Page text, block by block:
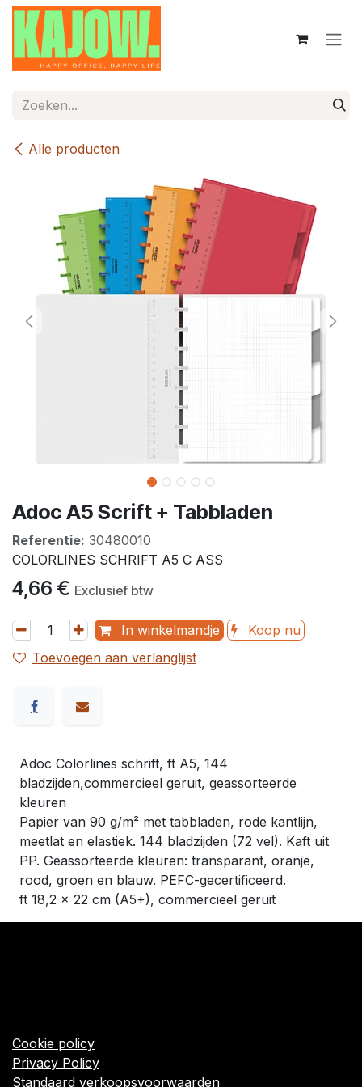
Overslaan naar inhoud
Alle producten
Adoc A5 Scrift + Tabbladen
Referentie: 30480010
COLORLINES SCHRIFT A5 C ASS
4,66 € Exclusief btw
In winkelmandje
Koop nu
Toevoegen aan verlanglijst
Adoc Colorlines schrift, ft A5, 144
bladzijden,commercieel geruit, geassorteerde
kleuren
Papier van 90 g/m² met tabbladen, rode kantlijn,
meetlat en elastiek. 144 bladzijden (72 vel). Kaft uit
PP. Geassorteerde kleuren: transparant, oranje,
rood, groen en blauw. PEFC-gecertificeerd.
ft 18,2 x 22 cm (A5+), commercieel geruit
Cookie policy
Privacy Policy
Standaard verkoopsvoorwaarden